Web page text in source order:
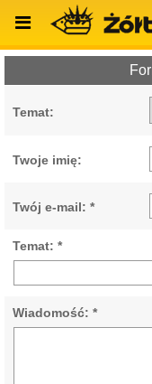
Temat:
Twoje imię:
Twój e-mail: *
Temat: *
Wiadomość: *